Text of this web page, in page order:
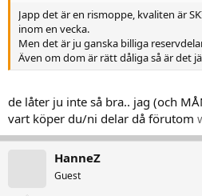
Japp det är en rismoppe, kvaliten är
inom en vecka.
Men det är ju ganska billiga
Även om dom är rätt dåliga så är det
de låter ju inte så bra.. jag (och
vart köper du/ni delar då förutom
HanneZ
Guest